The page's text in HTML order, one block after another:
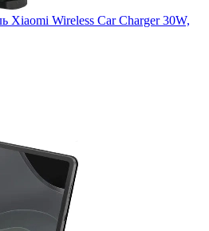
Xiaomi Wireless Car Charger 30W,